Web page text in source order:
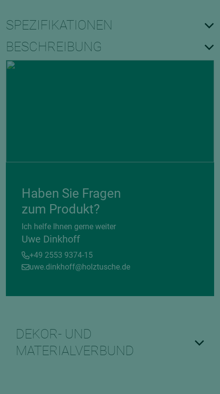
SPEZIFIKATIONEN
BESCHREIBUNG
Haben Sie Fragen
zum Produkt?
Ich helfe Ihnen gerne weiter
Uwe Dinkhoff
+49 2553 9374-15
uwe.dinkhoff@holztusche.de
DEKOR- UND
MATERIALVERBUND